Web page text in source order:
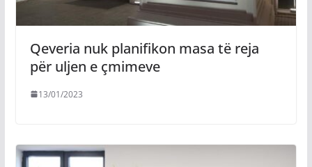
Qeveria nuk planifikon masa të reja
për uljen e çmimeve
13/01/2023